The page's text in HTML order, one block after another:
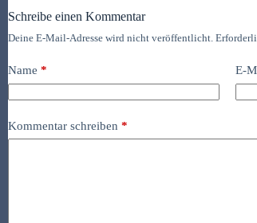
Schreibe einen Kommentar
Deine E-Mail-Adresse wird nicht veröffentlicht.
Name * E-
Kommentar schreiben *